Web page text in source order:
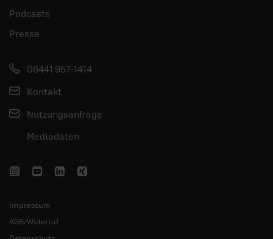
Podcasts
Presse
06441 957-1414
Kontakt
Nutzungsanfrage
Mediadaten
Impressum
AGB/Widerruf